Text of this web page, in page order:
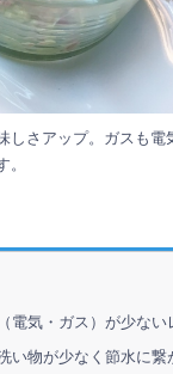
しさアップ。ガスも電
電気・ガス）が少ない
い物が少なく節水に繋